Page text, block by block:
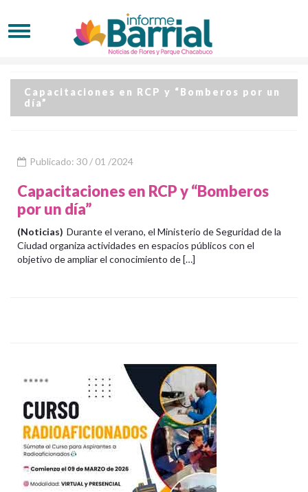
Capacitaciones en RCP y “Bomberos por un
día”
Publicado: 30 / 01 /2024
Capacitaciones en RCP y “Bomberos
por un día”
(Noticias) Durante el verano, el Ministerio de Seguridad de la
Ciudad organiza actividades en espacios públicos con el
objetivo de ampliar el conocimiento de […]